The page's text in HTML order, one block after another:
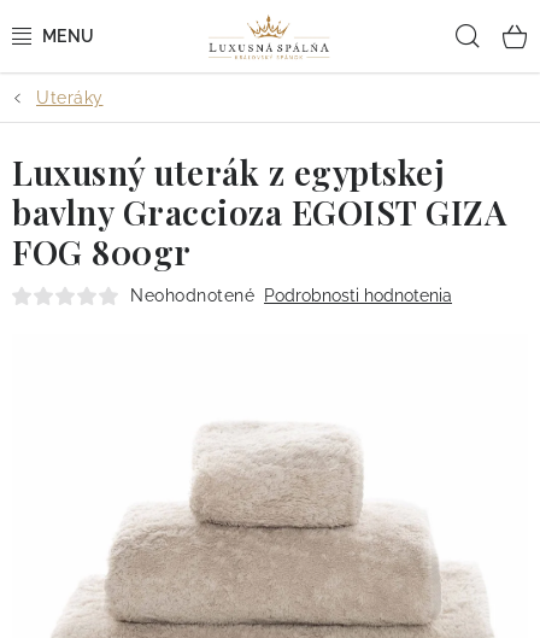
na
POSTEĽNÉ OBLIEČKY
POSTEĽNÉ PLACHTY
PREHOZY A PAPLÓNY
VANKÚŠE A OBLIEČKY
Blog Doprava
Kontakt
Obchodné podmienky
Podmienky ochrany osobných údajov
Uteráky
Luxusný uterák z egyptskej
bavlny Graccioza EGOIST GIZA
FOG 800gr
Neohodnotené Podrobnosti hodnotenia